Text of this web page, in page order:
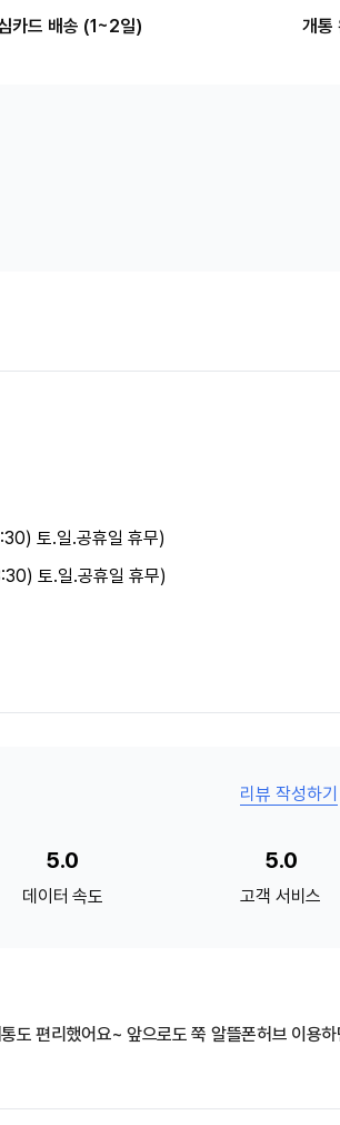
카드 배송 (1~2일) 개통
토.일.공휴일 휴무)
토.일.공휴일 휴무)
리뷰 작성하기
5.0
데이터 속도
5.0
고객 서비스